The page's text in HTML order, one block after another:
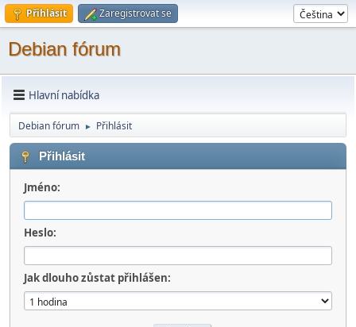
Přihlásit Zaregistrovat se
Debian fórum
Hlavní nabídka
Debian fórum ► Přihlásit
Přihlásit
Jméno:
Heslo:
Jak dlouho zůstat přihlášen: